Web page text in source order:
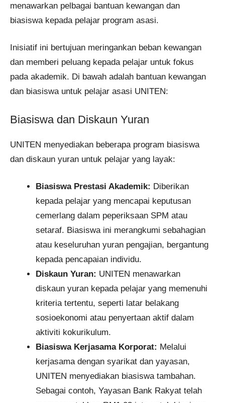
menawarkan pelbagai bantuan kewangan dan
biasiswa kepada pelajar program asasi.
Inisiatif ini bertujuan meringankan beban kewangan
dan memberi peluang kepada pelajar untuk fokus
pada akademik.​ Di bawah adalah bantuan kewangan
dan biasiswa untuk pelajar asasi UNITEN:
Biasiswa dan Diskaun Yuran
UNITEN menyediakan beberapa program biasiswa
dan diskaun yuran untuk pelajar yang layak:​
Biasiswa Prestasi Akademik: Diberikan
kepada pelajar yang mencapai keputusan
cemerlang dalam peperiksaan SPM atau
setaraf. Biasiswa ini merangkumi sebahagian
atau keseluruhan yuran pengajian, bergantung
kepada pencapaian individu.​
Diskaun Yuran: UNITEN menawarkan
diskaun yuran kepada pelajar yang memenuhi
kriteria tertentu, seperti latar belakang
sosioekonomi atau penyertaan aktif dalam
aktiviti kokurikulum.​
Biasiswa Kerjasama Korporat: Melalui
kerjasama dengan syarikat dan yayasan,
UNITEN menyediakan biasiswa tambahan.
Sebagai contoh, Yayasan Bank Rakyat telah